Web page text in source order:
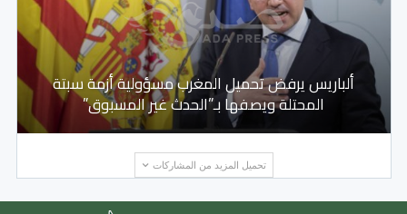
ألباريس يرفض تحميل المغرب مسؤولية أزمة سبتة
المحتلة ويصفها بـ”الحدث غير المسبوق”
تحميل المزيد من المشاركات